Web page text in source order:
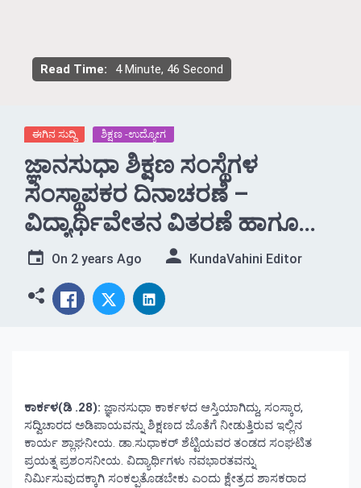
Read Time: 4 Minute, 46 Second
ಈಗಿನ ಸುದ್ದಿ ಶಿಕ್ಷಣ -ಉದ್ಯೋಗ
ಜ್ಞಾನಸುಧಾ ಶಿಕ್ಷಣ ಸಂಸ್ಥೆಗಳ
ಸಂಸ್ಥಾಪಕರ ದಿನಾಚರಣೆ –
ವಿದ್ಯಾರ್ಥಿವೇತನ ವಿತರಣೆ ಹಾಗೂ
ಸಾಧಕರಿಗೆ ಸನ್ಮಾನ
On 2 years Ago KundaVahini Editor
ಕಾರ್ಕಳ(ಡಿ .28): ಜ್ಞಾನಸುಧಾ ಕಾರ್ಕಳದ ಆಸ್ತಿಯಾಗಿದ್ದು, ಸಂಸ್ಕಾರ,
ಸದ್ವಿಚಾರದ ಅಡಿಪಾಯವನ್ನು ಶಿಕ್ಷಣದ ಜೊತೆಗೆ ನೀಡುತ್ತಿರುವ ಇಲ್ಲಿನ
ಕಾರ್ಯ ಶ್ಲಾಘನೀಯ. ಡಾ.ಸುಧಾಕರ್ ಶೆಟ್ಟಿಯವರ ತಂಡದ ಸಂಘಟಿತ
ಪ್ರಯತ್ನ ಪ್ರಶಂಸನೀಯ. ವಿದ್ಯಾರ್ಥಿಗಳು ನವಭಾರತವನ್ನು
ನಿರ್ಮಿಸುವುದಕ್ಕಾಗಿ ಸಂಕಲ್ಪತೊಡಬೇಕು ಎಂದು ಕ್ಷೇತ್ರದ ಶಾಸಕರಾದ